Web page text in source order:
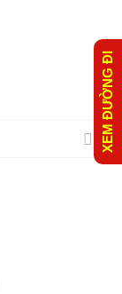
XEM ĐƯỜNG ĐI